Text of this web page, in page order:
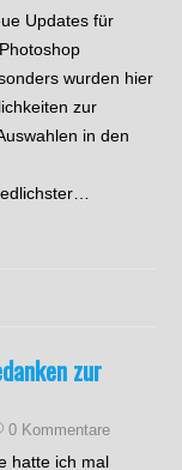
Updates für
wurden hier
zur
in den
zur
0 Kommentare
hatte ich mal